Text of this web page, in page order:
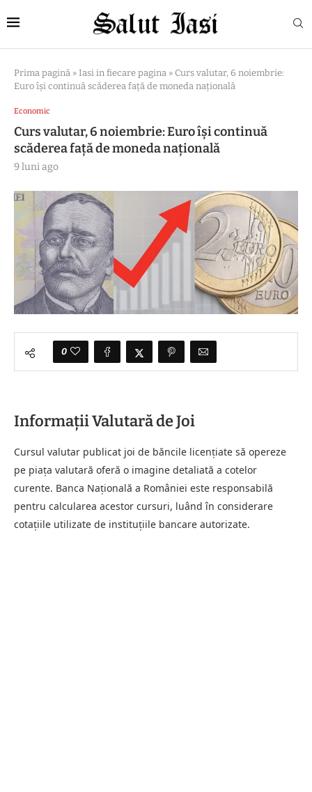
Prima pagină » Iasi in fiecare pagina » Curs valutar, 6 noiembrie:
Euro își continuă scăderea față de moneda națională
Economic
Curs valutar, 6 noiembrie: Euro își continuă
scăderea față de moneda națională
9 luni ago
0
Informații Valutară de Joi
Cursul valutar publicat joi de băncile licențiate să opereze
pe piața valutară oferă o imagine detaliată a cotelor
curente. Banca Națională a României este responsabilă
pentru calcularea acestor cursuri, luând în considerare
cotațiile utilizate de instituțiile bancare autorizate.